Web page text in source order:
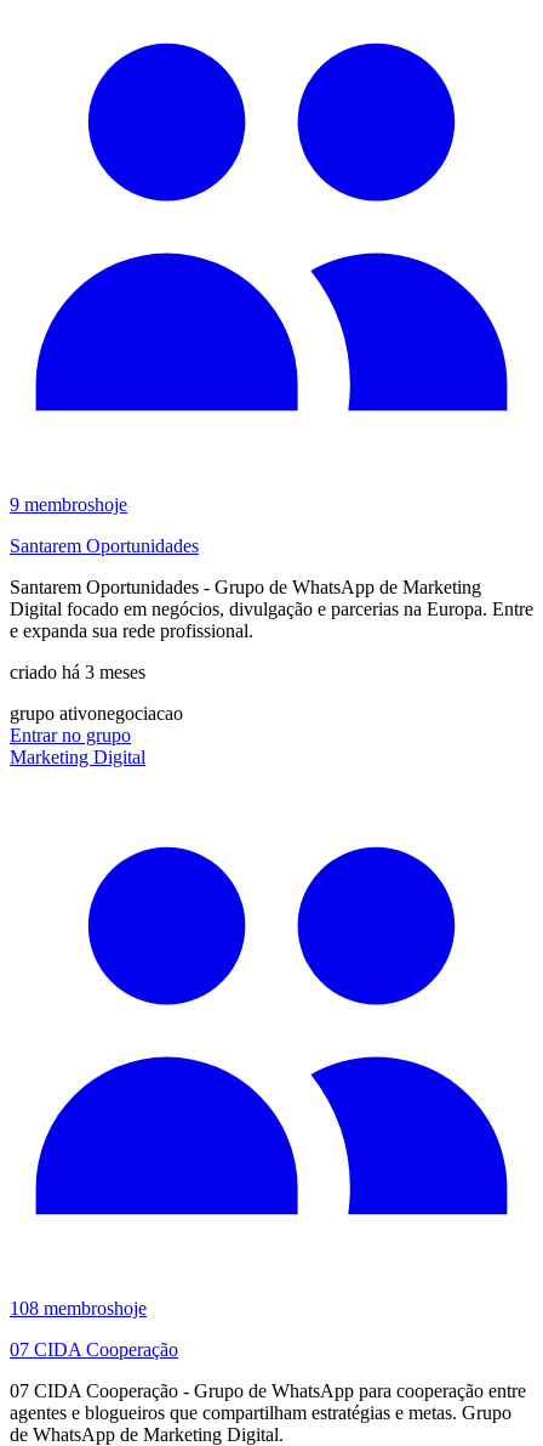
9 membroshoje
Santarem Oportunidades
Santarem Oportunidades - Grupo de WhatsApp de Marketing
Digital focado em negócios, divulgação e parcerias na Europa. Entre
e expanda sua rede profissional.
criado há 3 meses
grupo ativonegociacao
Entrar no grupo
Marketing Digital
108 membroshoje
07 CIDA Cooperação
07 CIDA Cooperação - Grupo de WhatsApp para cooperação entre
agentes e blogueiros que compartilham estratégias e metas. Grupo
de WhatsApp de Marketing Digital.